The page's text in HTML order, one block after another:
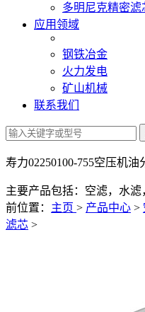
多明尼克精密滤
应用领域
钢铁冶金
火力发电
矿山机械
联系我们
寿力02250100-755空压机油
主要产品包括：空滤，水滤
前位置： 主页 > 产品中心 >
滤芯 >